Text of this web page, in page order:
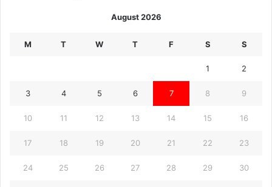
August 2026
M T W T F S S
1 2
3 4 5 6 7 8 9
10 11 12 13 14 15 16
17 18 19 20 21 22 23
24 25 26 27 28 29 30